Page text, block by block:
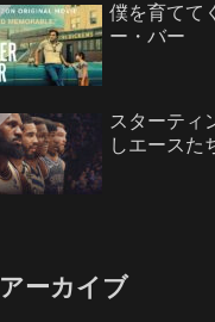
僕を育てて
ー・バー
スターティ
しエースた
アーカイブ